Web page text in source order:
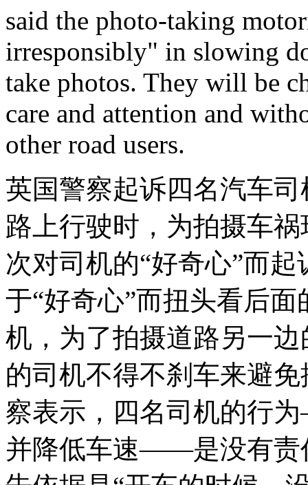
said the photo-taking
irresponsibly" in slowing
take photos. They will be
care and attention and
other road users.
英国警察起诉四名汽车
路上行驶时，为拍摄车
次对司机的“好奇心”而
于“好奇心”而扭头看后
机，为了拍摄道路另一
的司机不得不刹车来避
察表示，四名司机的行
并降低车速——是没有责